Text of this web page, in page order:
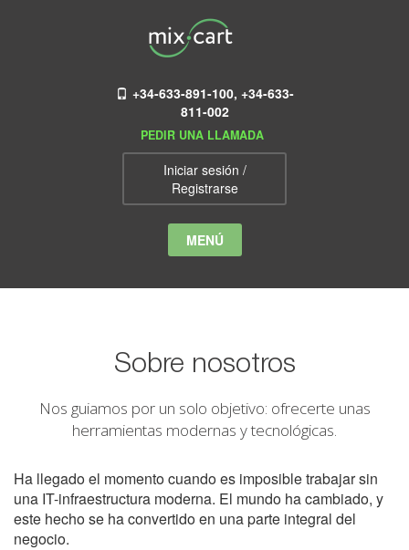
+34-633-891-100, +34-633-
811-002
PEDIR UNA LLAMADA
Iniciar sesión /
Registrarse
MENÚ
Sobre nosotros
Nos guiamos por un solo objetivo: ofrecerte unas
herramientas modernas y tecnológicas.
Ha llegado el momento cuando es imposible trabajar sin
una IT-infraestructura moderna. El mundo ha cambiado, y
este hecho se ha convertido en una parte integral del
negocio.